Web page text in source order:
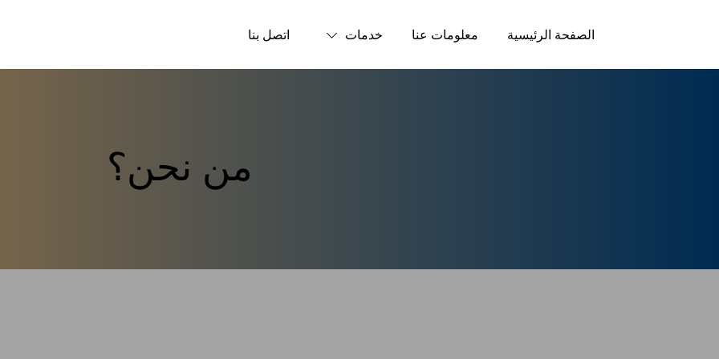
الصفحة الرئيسية معلومات عنا خدمات اتصل بنا
من نحن؟